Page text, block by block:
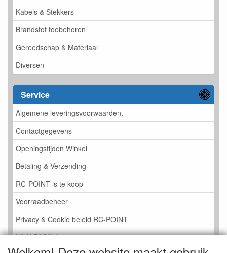
Kabels & Stekkers
Brandstof toebehoren
Gereedschap & Materiaal
Diversen
Service
Algemene leveringsvoorwaarden.
Contactgegevens
Openingstijden Winkel
Betaling & Verzending
RC-POINT is te koop
Voorraadbeheer
Privacy & Cookie beleid RC-POINT
LINK PAGINA